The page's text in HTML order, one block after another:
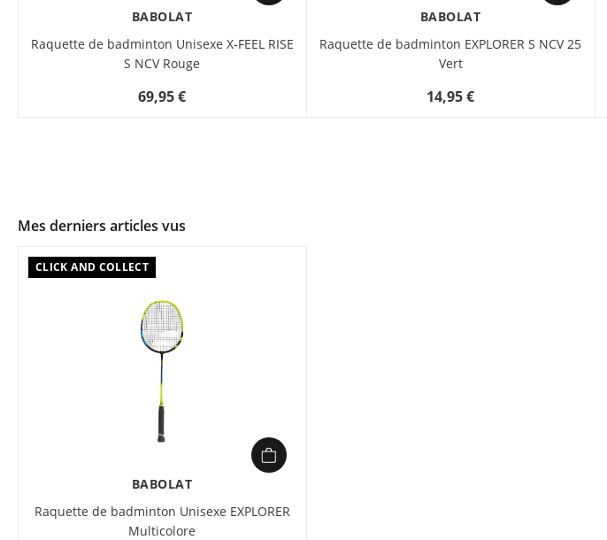
BABOLAT
Raquette de badminton Unisexe X-FEEL RISE
S NCV Rouge
69,95 €
BABOLAT
Raquette de badminton EXPLORER S NCV 25
Vert
14,95 €
Mes derniers articles vus
CLICK AND COLLECT
BABOLAT
Raquette de badminton Unisexe EXPLORER
Multicolore